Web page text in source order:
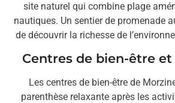
site naturel qui combine plage
nautiques. Un sentier de promenade
de découvrir la richesse de
Centres de bien-être et
Les centres de bien-être de
parenthèse relaxante après les